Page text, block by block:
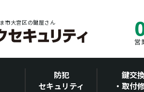
市大宮区の鍵屋さん
営
防犯
セキュリティ
鍵交
・取付